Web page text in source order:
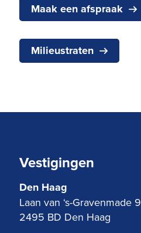
Maak een afspraak
Milieustraten
Vestigingen
Den Haag
Laan van ‘s-Gravenmade 9
2495 BD Den Haag